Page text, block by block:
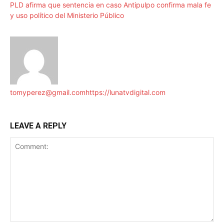
PLD afirma que sentencia en caso Antipulpo confirma mala fe
y uso político del Ministerio Público
tomyperez@gmail.comhttps://lunatvdigital.com
LEAVE A REPLY